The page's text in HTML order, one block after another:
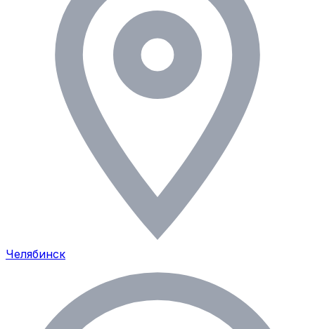
Челябинск